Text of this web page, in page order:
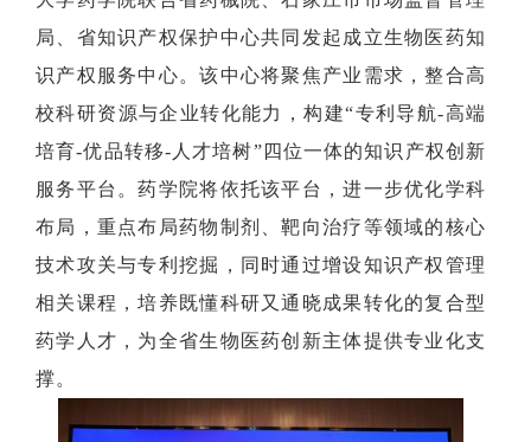
局、省知识产权保护中心共同发起成立生物医药知
识产权服务中心。该中心将聚焦产业需求，整合高
校科研资源与企业转化能力，构建“专利导航-高端
培育-优品转移-人才培树”四位一体的知识产权创新
服务平台。药学院将依托该平台，进一步优化学科
布局，重点布局药物制剂、靶向治疗等领域的核心
技术攻关与专利挖掘，同时通过增设知识产权管理
相关课程，培养既懂科研又通晓成果转化的复合型
药学人才，为全省生物医药创新主体提供专业化支
撑。